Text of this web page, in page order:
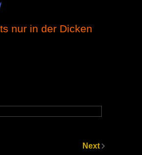
nur in der Dicken
Next